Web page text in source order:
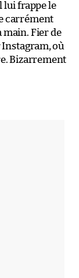
lui frappe le
carrément
Fier de
Instagram, où
Bizarrement